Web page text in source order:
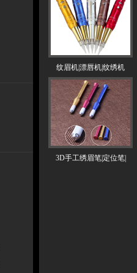
纹眉机|漂唇机|纹绣机
3D手工绣眉笔|定位笔|